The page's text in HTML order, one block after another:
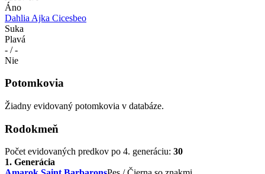
Áno
Dahlia Ajka Cicesbeo
Suka
Plavá
- / -
Nie
Potomkovia
Žiadny evidovaný potomkovia v databáze.
Rodokmeň
Počet evidovaných predkov po 4. generáciu: 30
1. Generácia